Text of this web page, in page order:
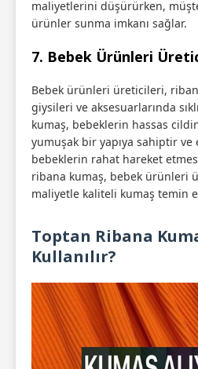
maliyetlerini düşürürken,
ürünler sunma imkanı sağlar.
7. Bebek Ürünleri
Bebek ürünleri üreticileri,
giysileri ve aksesuarlarında
kumaş, bebeklerin hassas
yumuşak bir yapıya sahiptir ve
bebeklerin rahat hareket
ribana kumaş, bebek ürünleri
maliyetle kaliteli kumaş temin
Toptan Ribana
Kullanılır?